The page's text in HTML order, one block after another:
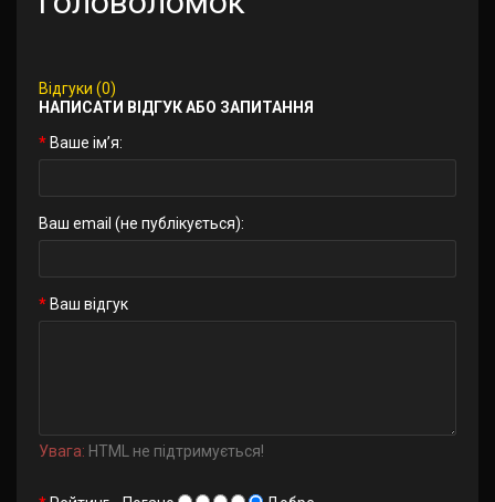
Відгуки (0)
НАПИСАТИ ВІДГУК АБО ЗАПИТАННЯ
Ваше ім’я:
Ваш email (не публікується):
Ваш відгук
Увага: HTML не підтримується!